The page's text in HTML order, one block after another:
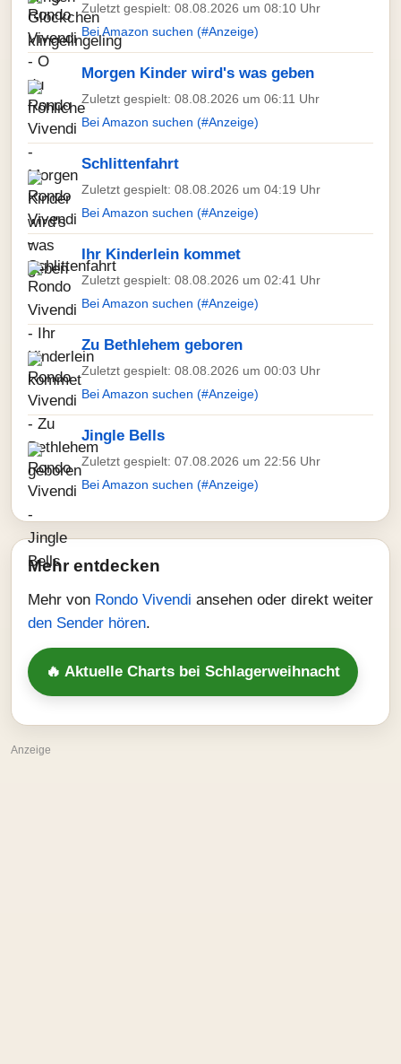
Zuletzt gespielt: 08.08.2026 um 08:10 Uhr
Bei Amazon suchen (#Anzeige)
Morgen Kinder wird's was geben
Zuletzt gespielt: 08.08.2026 um 06:11 Uhr
Bei Amazon suchen (#Anzeige)
Schlittenfahrt
Zuletzt gespielt: 08.08.2026 um 04:19 Uhr
Bei Amazon suchen (#Anzeige)
Ihr Kinderlein kommet
Zuletzt gespielt: 08.08.2026 um 02:41 Uhr
Bei Amazon suchen (#Anzeige)
Zu Bethlehem geboren
Zuletzt gespielt: 08.08.2026 um 00:03 Uhr
Bei Amazon suchen (#Anzeige)
Jingle Bells
Zuletzt gespielt: 07.08.2026 um 22:56 Uhr
Bei Amazon suchen (#Anzeige)
Mehr entdecken
Mehr von Rondo Vivendi ansehen oder direkt weiter
den Sender hören.
🔥 Aktuelle Charts bei Schlagerweihnacht
Anzeige